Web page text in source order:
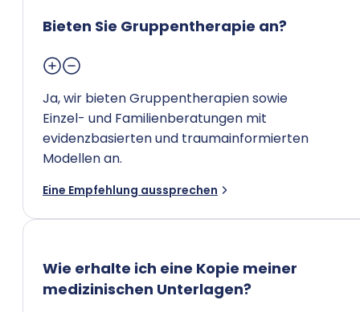
Bieten Sie Gruppentherapie an?
Ja, wir bieten Gruppentherapien sowie
Einzel- und Familienberatungen mit
evidenzbasierten und traumainformierten
Modellen an.
Eine Empfehlung aussprechen
Wie erhalte ich eine Kopie meiner
medizinischen Unterlagen?